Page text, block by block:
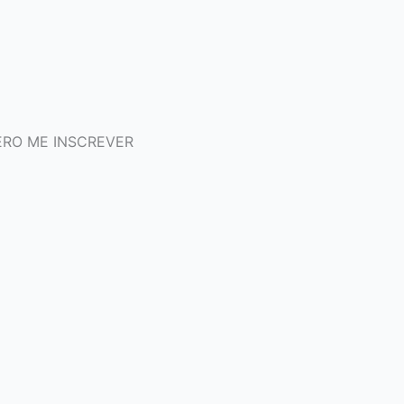
ME INSCREVER